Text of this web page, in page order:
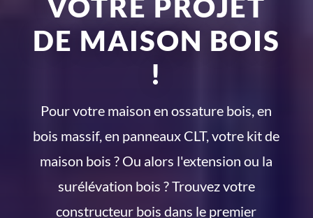
VOTRE PROJET
DE MAISON BOIS
!
Pour votre maison en ossature bois, en
bois massif, en panneaux CLT, votre kit de
maison bois ? Ou alors l'extension ou la
surélévation bois ? Trouvez votre
constructeur bois dans le premier